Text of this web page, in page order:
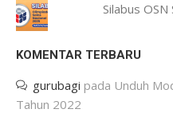
Silabus
KOMENTAR TERBARU
gurubagi pada Unduh
Tahun 2022